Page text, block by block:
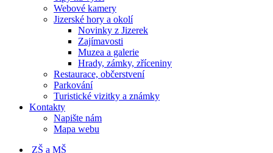
Webové kamery
Jizerské hory a okolí
Novinky z Jizerek
Zajímavosti
Muzea a galerie
Hrady, zámky, zříceniny
Restaurace, občerstvení
Parkování
Turistické vizitky a známky
Kontakty
Napište nám
Mapa webu
ZŠ a MŠ